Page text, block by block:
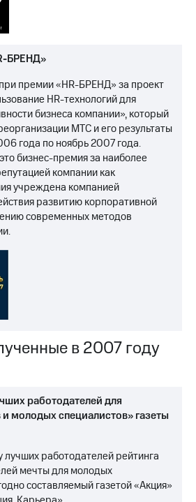
БРЕНД»
премии «HR-БРЕНД» за проект
HR-технологий для
бизнеса компании», который
МТС и его результаты
года по ноябрь 2007 года.
бизнес-премия за наиболее
компании как
учреждена компанией
развитию корпоративной
современных методов
в 2007 году
работодателей для
молодых специалистов» газеты
работодателей рейтинга
мечты для молодых
составляемый газетой «Акция»